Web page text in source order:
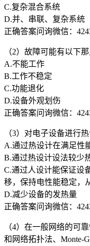
C.复杂混合系统
D.并、串联、复杂系统
正确答案问询微信：
（2）故障可能有以下那
A.不能工作
B.工作不稳定
C.功能退化
D.设备外观划伤
正确答案问询微信：
（3）对电子设备进行
A.通过热设计在满足性
B.通过热设计设法较少
C.通过人设计能保证设
移，保持电性能稳定，
D.减少设备的发热量
正确答案问询微信：
（4）在一般网络的可
和网络拓扑法、Monte-